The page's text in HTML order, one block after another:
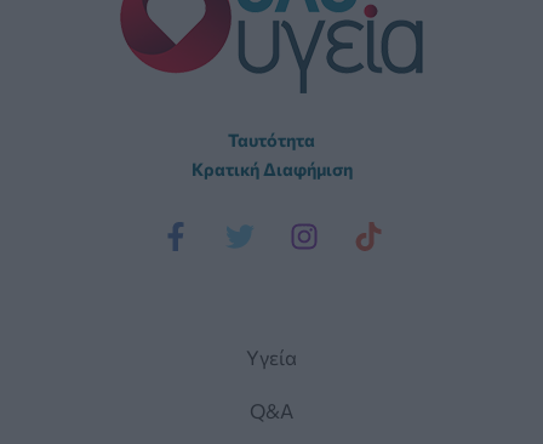
Ταυτότητα
Κρατική Διαφήμιση
Yγεία
Q&A